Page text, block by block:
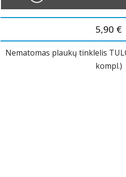
5,90 €
Nematomas plaukų tinklelis
kompl.)